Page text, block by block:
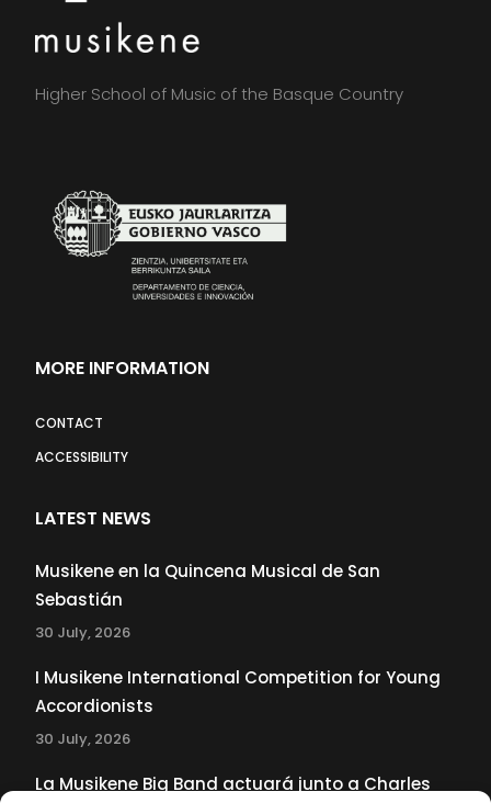
Higher School of Music of the Basque Country
MORE INFORMATION
CONTACT
ACCESSIBILITY
LATEST NEWS
Musikene en la Quincena Musical de San
Sebastián
30 July, 2026
I Musikene International Competition for Young
Accordionists
30 July, 2026
La Musikene Big Band actuará junto a Charles